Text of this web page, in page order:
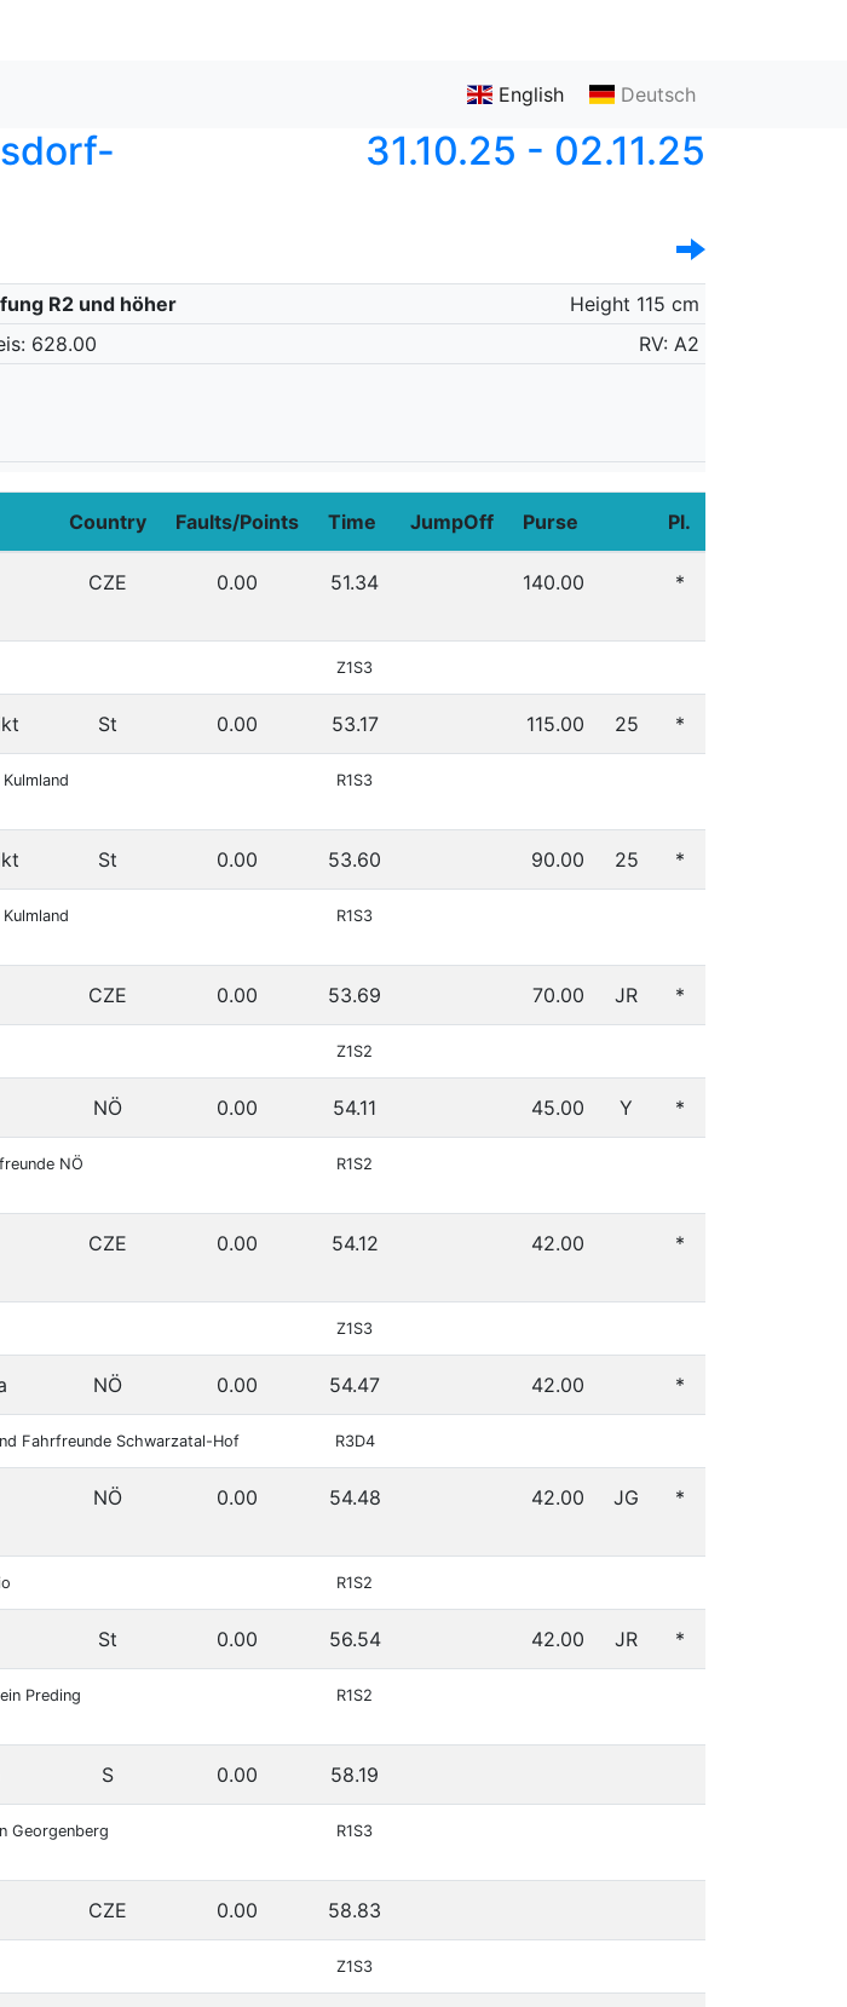
English Deutsch
31.10.25 - 02.11.25
R2 und höher
Height 115 cm
628.00
RV: A2
Country Faults/Points Time JumpOff Purse Pl.
CZE 0.00 51.34 140.00 *
Z1S3
St 0.00 53.17 115.00 25 *
R1S3
St 0.00 53.60 90.00 25 *
R1S3
CZE 0.00 53.69 70.00 JR *
Z1S2
NÖ 0.00 54.11 45.00 Y *
NÖ R1S2
CZE 0.00 54.12 42.00 *
Z1S3
NÖ 0.00 54.47 42.00 *
Fahrfreunde Schwarzatal-Hof R3D4
NÖ 0.00 54.48 42.00 JG *
R1S2
St 0.00 56.54 42.00 JR *
Preding R1S2
S 0.00 58.19
Georgenberg R1S3
CZE 0.00 58.83
Z1S3